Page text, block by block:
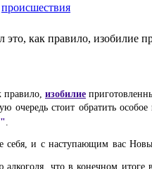
происшествия
изобилие
очередь стоит обратить
алкоголя, что в конечном итоге